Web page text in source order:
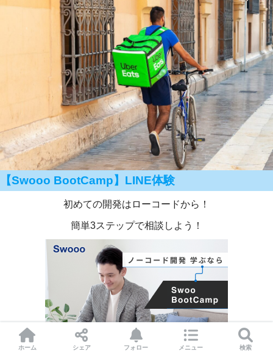
【Swooo BootCamp】LINE体験
初めての開発はローコードから！
簡単3ステップで相談しよう！
ホーム シェア フォロー メニュー 検索